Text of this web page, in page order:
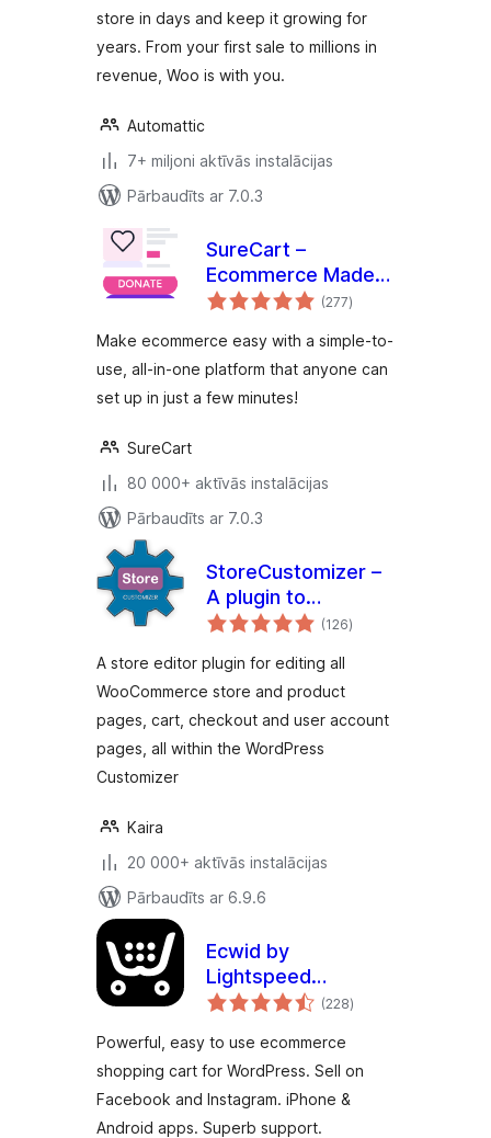
store in days and keep it growing for
years. From your first sale to millions in
revenue, Woo is with you.
Automattic
7+ miljoni aktīvās instalācijas
Pārbaudīts ar 7.0.3
SureCart –
Ecommerce Made
Easy For Selling
Digital Downloads,
Subscriptions,
Donations, &
(277vērtējumu
kopsumma
)
Make ecommerce easy with a simple-to-
use, all-in-one platform that anyone can
set up in just a few minutes!
SureCart
80 000+ aktīvās instalācijas
Pārbaudīts ar 7.0.3
StoreCustomizer –
A plugin to
Customize all
Pages
(126vērtējumu
kopsumma
)
A store editor plugin for editing all
WooCommerce store and product
pages, cart, checkout and user account
pages, all within the WordPress
Customizer
Kaira
20 000+ aktīvās instalācijas
Pārbaudīts ar 6.9.6
Ecwid by
Lightspeed
Ecommerce (228vērtējumu
kopsumma
)
Powerful, easy to use ecommerce
shopping cart for WordPress. Sell on
Facebook and Instagram. iPhone &
Android apps. Superb support.